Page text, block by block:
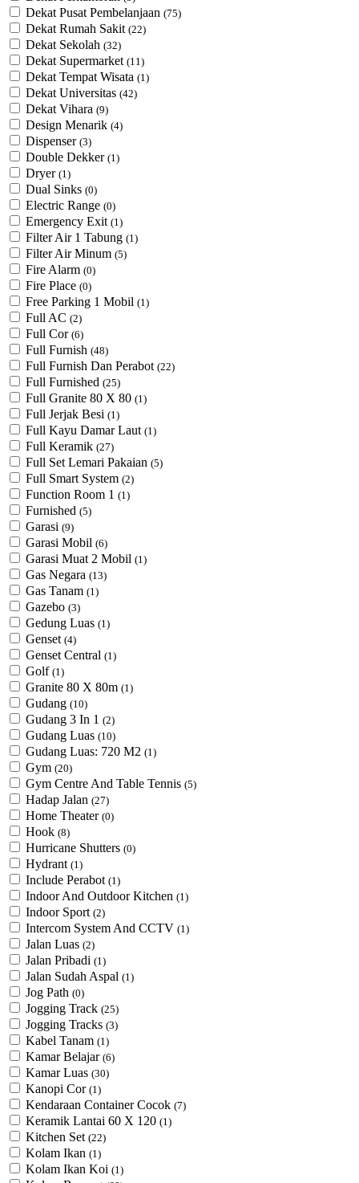
Dekat Pusat Pembelanjaan (75)
Dekat Rumah Sakit (22)
Dekat Sekolah (32)
Dekat Supermarket (11)
Dekat Tempat Wisata (1)
Dekat Universitas (42)
Dekat Vihara (9)
Design Menarik (4)
Dispenser (3)
Double Dekker (1)
Dryer (1)
Dual Sinks (0)
Electric Range (0)
Emergency Exit (1)
Filter Air 1 Tabung (1)
Filter Air Minum (5)
Fire Alarm (0)
Fire Place (0)
Free Parking 1 Mobil (1)
Full AC (2)
Full Cor (6)
Full Furnish (48)
Full Furnish Dan Perabot (22)
Full Furnished (25)
Full Granite 80 X 80 (1)
Full Jerjak Besi (1)
Full Kayu Damar Laut (1)
Full Keramik (27)
Full Set Lemari Pakaian (5)
Full Smart System (2)
Function Room 1 (1)
Furnished (5)
Garasi (9)
Garasi Mobil (6)
Garasi Muat 2 Mobil (1)
Gas Negara (13)
Gas Tanam (1)
Gazebo (3)
Gedung Luas (1)
Genset (4)
Genset Central (1)
Golf (1)
Granite 80 X 80m (1)
Gudang (10)
Gudang 3 In 1 (2)
Gudang Luas (10)
Gudang Luas: 720 M2 (1)
Gym (20)
Gym Centre And Table Tennis (5)
Hadap Jalan (27)
Home Theater (0)
Hook (8)
Hurricane Shutters (0)
Hydrant (1)
Include Perabot (1)
Indoor And Outdoor Kitchen (1)
Indoor Sport (2)
Intercom System And CCTV (1)
Jalan Luas (2)
Jalan Pribadi (1)
Jalan Sudah Aspal (1)
Jog Path (0)
Jogging Track (25)
Jogging Tracks (3)
Kabel Tanam (1)
Kamar Belajar (6)
Kamar Luas (30)
Kanopi Cor (1)
Kendaraan Container Cocok (7)
Keramik Lantai 60 X 120 (1)
Kitchen Set (22)
Kolam Ikan (1)
Kolam Ikan Koi (1)